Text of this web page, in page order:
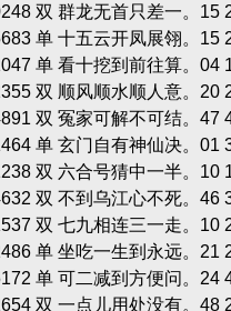
双 群龙无首只差一。15
单 十五云开凤展翎。15
单 看十挖到前往算。04
双 顺风顺水顺人意。20
双 冤家可解不可结。47
单 玄门自有神仙决。01
双 六合号猜中一半。10
双 不到乌江心不死。46
双 七九相连三一走。10
单 坐吃一生到永远。21
单 可二减到方便问。24
双 一点儿用处没有。48